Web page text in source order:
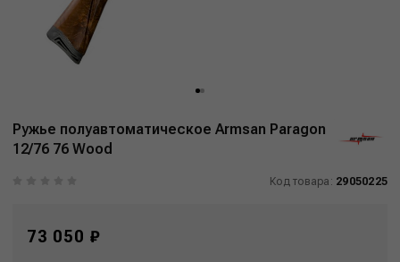
Ружье полуавтоматическое Armsan Paragon
12/76 76 Wood
Код товара: 29050225
73 050 ₽